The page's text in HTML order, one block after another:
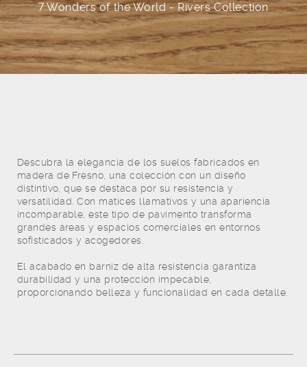
7 Wonders of the World - Rivers Collection
Descubra la elegancia de los suelos fabricados en
madera de Fresno, una colección con un diseño
distintivo, que se destaca por su resistencia y
versatilidad. Con matices llamativos y una apariencia
incomparable, este tipo de pavimento transforma
grandes áreas y espacios comerciales en entornos
sofisticados y acogedores.
El acabado en barniz de alta resistencia garantiza
durabilidad y una protección impecable,
proporcionando belleza y funcionalidad en cada detalle.